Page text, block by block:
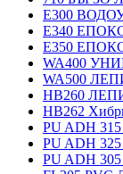
E300
E340
E350
WA400
WA500
HB260
HB262
PU ADH 315
PU ADH 325
PU ADH 305